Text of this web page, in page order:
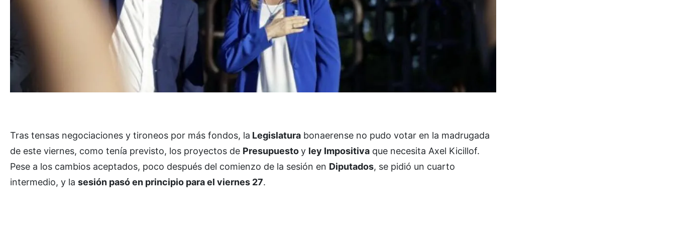
Tras tensas negociaciones y tironeos por más fondos, la Legislatura bonaerense no pudo votar en la madrugada
de este viernes, como tenía previsto, los proyectos de Presupuestoy ley Impositiva que necesita Axel Kicillof.
Pese a los cambios aceptados, poco después del comienzo de la sesión en Diputados, se pidió un cuarto
intermedio, y la sesión pasó en principio para el viernes 27.